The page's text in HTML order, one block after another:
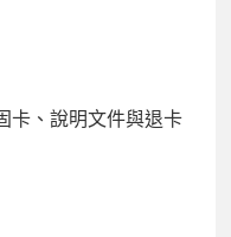
卡、說明文件與退卡